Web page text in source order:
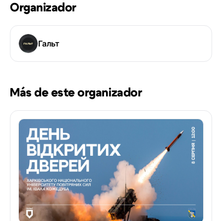
Organizador
Гальт
Más de este organizador